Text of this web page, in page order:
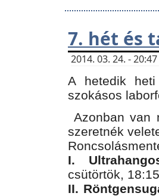
7. hét és
2014. 03. 24. -
A hetedik
szokásos
Azonban van
szeretnék
I.
csütörtök,
II.